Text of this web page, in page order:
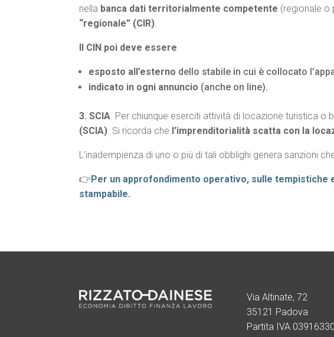
nella banca dati territorialmente competente (regionale o
“regionale” (CIR).
Il CIN poi deve essere
esposto all’esterno dello stabile in cui è collocato
indicato in ogni annuncio (anche on line).
3. SCIA. Per chiunque eserciti attività di locazione turistica o
(SCIA). Si ricorda che l’imprenditorialità scatta con la
L’inadempienza di uno o più di tali obblighi genera sanzioni
👉Per un approfondimento operativo, sulle
stampabile.
Via Altinate, 72
35121 Padova
Partita IVA